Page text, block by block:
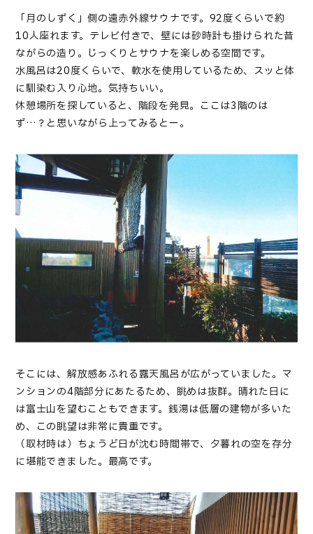
「月のしずく」側の遠赤外線サウナです。92度くらいで約
10人座れます。テレビ付きで、壁には砂時計も掛けられた昔
ながらの造り。じっくりとサウナを楽しめる空間です。
水風呂は20度くらいで、軟水を使用しているため、スッと体
に馴染む入り心地。気持ちいい。
休憩場所を探していると、階段を発見。ここは3階のは
ず…？と思いながら上ってみるとー。
そこには、解放感あふれる露天風呂が広がっていました。マ
ンションの4階部分にあたるため、眺めは抜群。晴れた日に
は富士山を望むこともできます。銭湯は低層の建物が多いた
め、この眺望は非常に貴重です。
（取材時は）ちょうど日が沈む時間帯で、夕暮れの空を存分
に堪能できました。最高です。